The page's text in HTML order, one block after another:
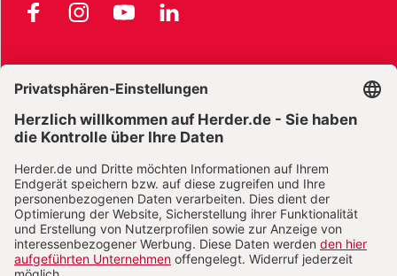
FacebookInstagramYouTubeLinkedIn
Widerrufsbelehrung E-Books
Widerrufsbelehrung Zeitschriften Datenschutz
Datenschutz Social Media Barrierefreiheit
Vertrag widerrufen